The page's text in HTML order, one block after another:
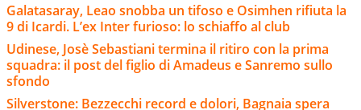
Galatasaray, Leao snobba un tifoso e Osimhen rifiuta la
9 di Icardi. L’ex Inter furioso: lo schiaffo al club
Udinese, Josè Sebastiani termina il ritiro con la prima
squadra: il post del figlio di Amadeus e Sanremo sullo
sfondo
Silverstone: Bezzecchi record e dolori, Bagnaia spera